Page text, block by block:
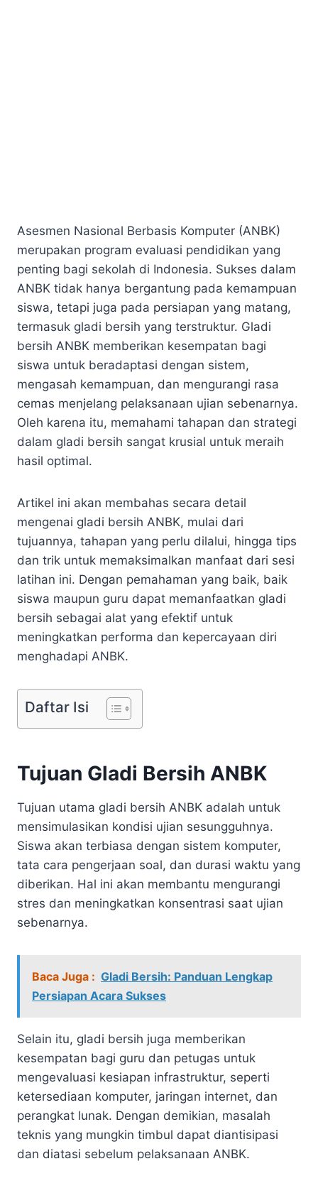
Asesmen Nasional Berbasis Komputer (ANBK)
merupakan program evaluasi pendidikan yang
penting bagi sekolah di Indonesia. Sukses dalam
ANBK tidak hanya bergantung pada kemampuan
siswa, tetapi juga pada persiapan yang matang,
termasuk gladi bersih yang terstruktur. Gladi
bersih ANBK memberikan kesempatan bagi
siswa untuk beradaptasi dengan sistem,
mengasah kemampuan, dan mengurangi rasa
cemas menjelang pelaksanaan ujian sebenarnya.
Oleh karena itu, memahami tahapan dan strategi
dalam gladi bersih sangat krusial untuk meraih
hasil optimal.
Artikel ini akan membahas secara detail
mengenai gladi bersih ANBK, mulai dari
tujuannya, tahapan yang perlu dilalui, hingga tips
dan trik untuk memaksimalkan manfaat dari sesi
latihan ini. Dengan pemahaman yang baik, baik
siswa maupun guru dapat memanfaatkan gladi
bersih sebagai alat yang efektif untuk
meningkatkan performa dan kepercayaan diri
menghadapi ANBK.
Daftar Isi
Tujuan Gladi Bersih ANBK
Tujuan utama gladi bersih ANBK adalah untuk
mensimulasikan kondisi ujian sesungguhnya.
Siswa akan terbiasa dengan sistem komputer,
tata cara pengerjaan soal, dan durasi waktu yang
diberikan. Hal ini akan membantu mengurangi
stres dan meningkatkan konsentrasi saat ujian
sebenarnya.
Baca Juga : Gladi Bersih: Panduan Lengkap
Persiapan Acara Sukses
Selain itu, gladi bersih juga memberikan
kesempatan bagi guru dan petugas untuk
mengevaluasi kesiapan infrastruktur, seperti
ketersediaan komputer, jaringan internet, dan
perangkat lunak. Dengan demikian, masalah
teknis yang mungkin timbul dapat diantisipasi
dan diatasi sebelum pelaksanaan ANBK.